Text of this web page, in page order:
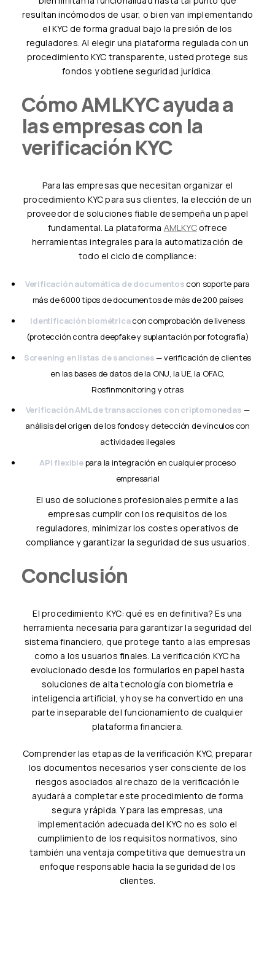
resultan incómodos de usar, o bien van implementando
el KYC de forma gradual bajo la presión de los
reguladores. Al elegir una plataforma regulada con un
procedimiento KYC transparente, usted protege sus
fondos y obtiene seguridad jurídica.
Cómo AMLKYC ayuda a
las empresas con la
verificación KYC
Para las empresas que necesitan organizar el
procedimiento KYC para sus clientes, la elección de un
proveedor de soluciones fiable desempeña un papel
fundamental. La plataforma AMLKYCofrece
herramientas integrales para la automatización de
todo el ciclo de compliance:
Verificación automática de documentos con soporte para
más de 6000 tipos de documentos de más de 200 países
Identificación biométricacon comprobación de liveness
(protección contra deepfake y suplantación por fotografía)
Screening en listas de sanciones— verificación de clientes
en las bases de datos de la ONU, la UE, la OFAC,
Rosfinmonitoring y otras
Verificación AML de transacciones con criptomonedas —
análisis del origen de los fondos y detección de vínculos con
actividades ilegales
API flexiblepara la integración en cualquier proceso
empresarial
El uso de soluciones profesionales permite a las
empresas cumplir con los requisitos de los
reguladores, minimizar los costes operativos de
compliance y garantizar la seguridad de sus usuarios.
Conclusión
El procedimiento KYC: qué es en definitiva? Es una
herramienta necesaria para garantizar la seguridad del
sistema financiero, que protege tanto a las empresas
como a los usuarios finales. La verificación KYC ha
evolucionado desde los formularios en papel hasta
soluciones de alta tecnología con biometría e
inteligencia artificial, y hoy se ha convertido en una
parte inseparable del funcionamiento de cualquier
plataforma financiera.
Comprender las etapas de la verificación KYC, preparar
los documentos necesarios y ser consciente de los
riesgos asociados al rechazo de la verificación le
ayudará a completar este procedimiento de forma
segura y rápida. Y para las empresas, una
implementación adecuada del KYC no es solo el
cumplimiento de los requisitos normativos, sino
también una ventaja competitiva que demuestra un
enfoque responsable hacia la seguridad de los
clientes.